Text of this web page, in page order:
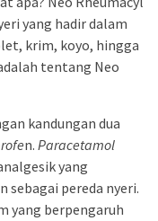
yang hadir dalam
krim, koyo, hingga
tentang Neo
kandungan dua
n. Paracetamol
yang
sebagai pereda nyeri.
yang berpengaruh